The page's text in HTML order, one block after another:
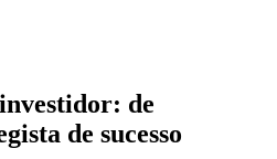
de
de sucesso